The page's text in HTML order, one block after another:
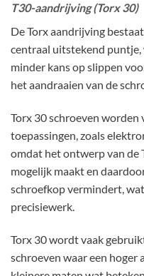
T30-aandrijving (Torx 30)
De Torx aandrijving
centraal uitstekend puntje,
minder kans op slippen
het aandraaien van de
Torx 30 schroeven
toepassingen, zoals
omdat het ontwerp van de
mogelijk maakt en
schroefkop vermindert,
precisiewerk.
Torx 30 wordt vaak
schroeven waar een hoger